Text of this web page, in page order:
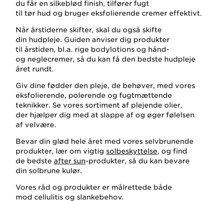
du får en silkeblød finish, tilfører fugt
til tør hud og bruger eksfolierende cremer effektivt.
Når årstiderne skifter, skal du også skifte
din hudpleje. Guiden anviser dig produkter
til årstiden, bl.a. rige bodylotions og hånd-
og neglecremer, så du kan få den bedste hudpleje
året rundt.
Giv dine fødder den pleje, de behøver, med vores
eksfolierende, polerende og fugtmættende
teknikker. Se vores sortiment af plejende olier,
der hjælper dig med at slappe af og øger følelsen
af velvære.
Bevar din glød hele året med vores selvbrunende
produkter, lær om vigtig solbeskyttelse, og find
de bedste after sun-produkter, så du kan bevare
din solbrune kulør.
Vores råd og produkter er målrettede både
mod cellulitis og slankebehov.